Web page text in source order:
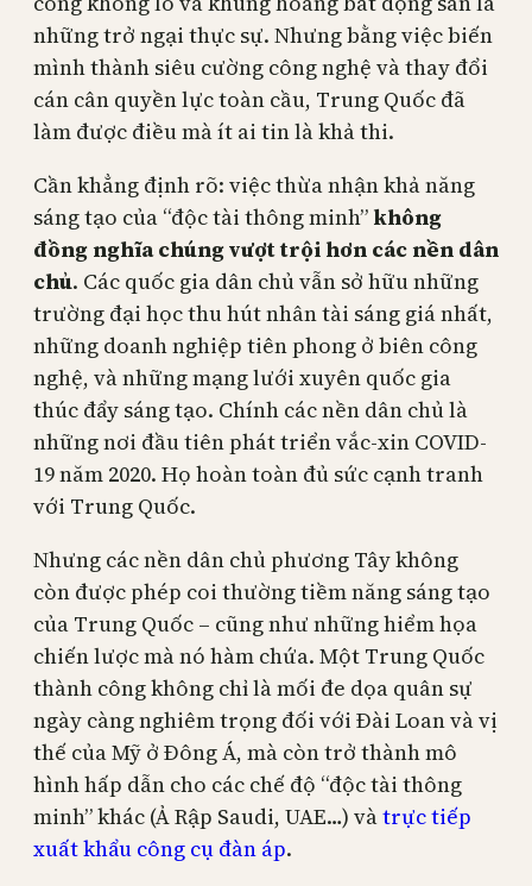
những trở ngại thực sự. Nhưng bằng việc biến
mình thành siêu cường công nghệ và thay đổi
cán cân quyền lực toàn cầu, Trung Quốc đã
làm được điều mà ít ai tin là khả thi.
Cần khẳng định rõ: việc thừa nhận khả năng
sáng tạo của “độc tài thông minh” không
đồng nghĩa chúng vượt trội hơn các nền dân
chủ. Các quốc gia dân chủ vẫn sở hữu những
trường đại học thu hút nhân tài sáng giá nhất,
những doanh nghiệp tiên phong ở biên công
nghệ, và những mạng lưới xuyên quốc gia
thúc đẩy sáng tạo. Chính các nền dân chủ là
những nơi đầu tiên phát triển vắc-xin COVID-
19 năm 2020. Họ hoàn toàn đủ sức cạnh tranh
với Trung Quốc.
Nhưng các nền dân chủ phương Tây không
còn được phép coi thường tiềm năng sáng tạo
của Trung Quốc – cũng như những hiểm họa
chiến lược mà nó hàm chứa. Một Trung Quốc
thành công không chỉ là mối đe dọa quân sự
ngày càng nghiêm trọng đối với Đài Loan và vị
thế của Mỹ ở Đông Á, mà còn trở thành mô
hình hấp dẫn cho các chế độ “độc tài thông
minh” khác (Ả Rập Saudi, UAE…) vàtrực tiếp
xuất khẩu công cụ đàn áp.